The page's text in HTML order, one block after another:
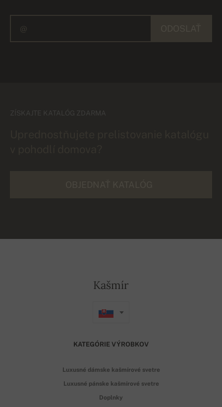
ZÍSKAJTE KATALÓG ZDARMA
Kašmír
KATEGÓRIE VÝROBKOV
Luxusné dámske kašmírové svetre
Luxusné pánske kašmírové svetre
Doplnky